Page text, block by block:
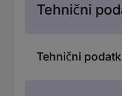
Tehnični
Tehnični